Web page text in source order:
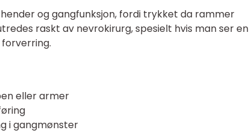
og gangfunksjon, fordi trykket da rammer
raskt av nevrokirurg, spesielt hvis man ser en
eller armer
i gangmønster